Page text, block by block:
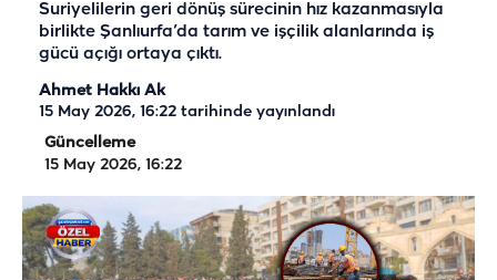
Suriyelilerin geri dönüş sürecinin hız kazanmasıyla
birlikte Şanlıurfa’da tarım ve işçilik alanlarında iş
gücü açığı ortaya çıktı.
Ahmet Hakkı Ak
15 May 2026, 16:22 tarihinde yayınlandı
Güncelleme
15 May 2026, 16:22